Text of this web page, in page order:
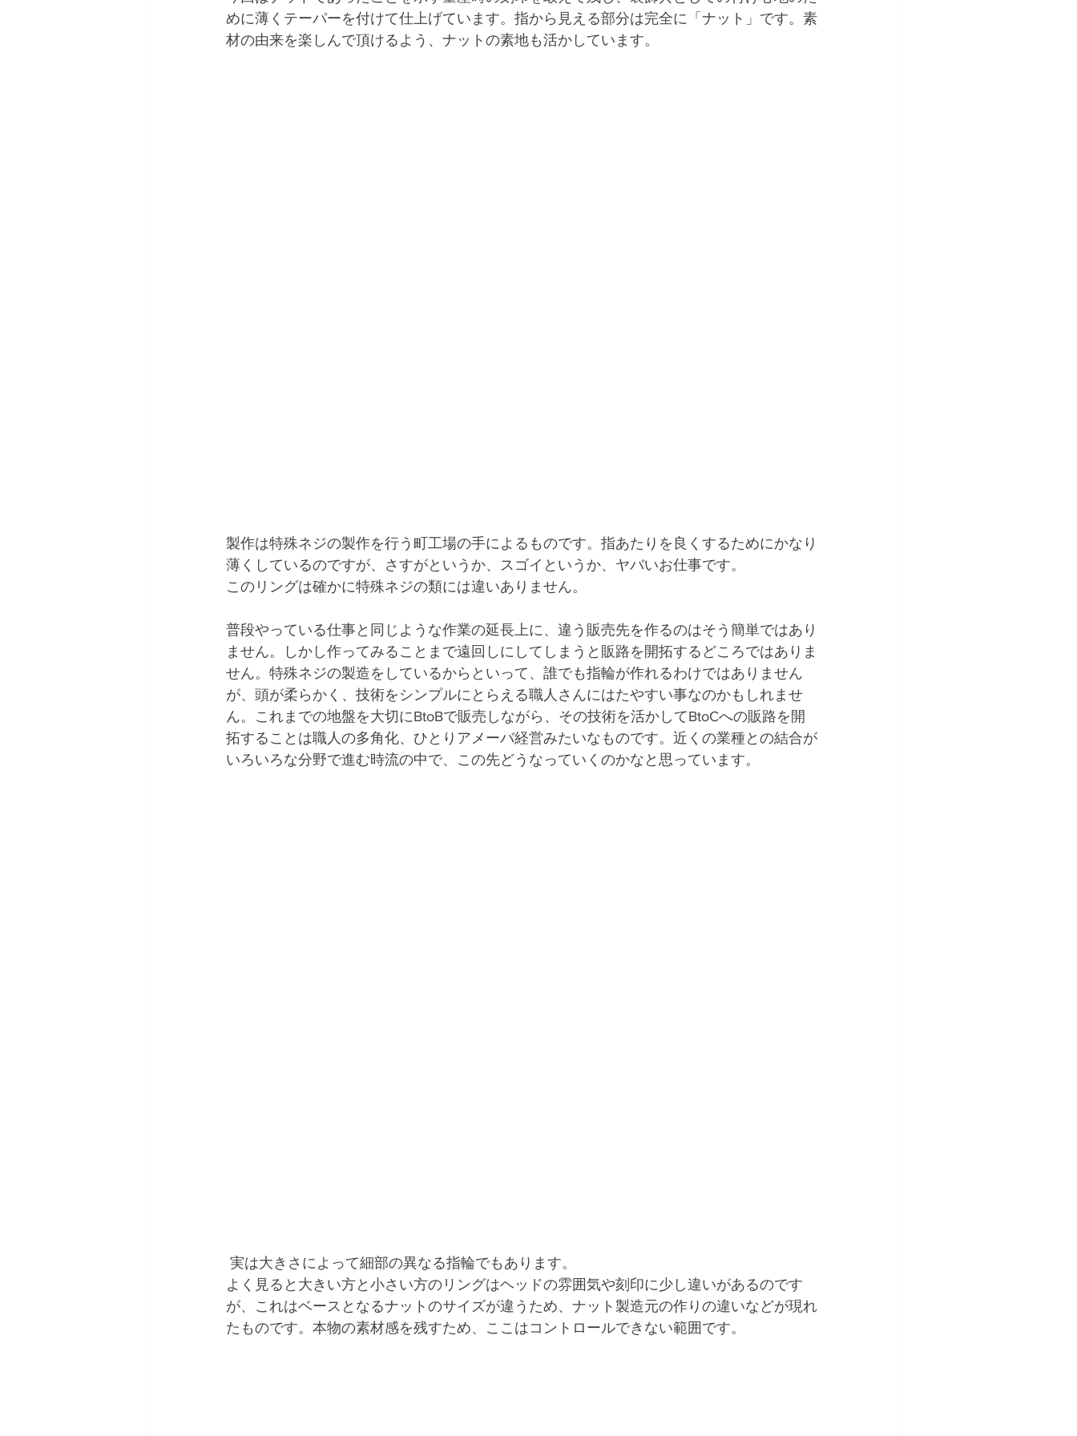
めに薄くテーパーを付けて仕上げています。指から見える部分は完全に「ナット」です。素
材の由来を楽しんで頂けるよう、ナットの素地も活かしています。
製作は特殊ネジの製作を行う町工場の手によるものです。指あたりを良くするためにかなり
薄くしているのですが、さすがというか、スゴイというか、ヤバいお仕事です。
このリングは確かに特殊ネジの類には違いありません。
普段やっている仕事と同じような作業の延長上に、違う販売先を作るのはそう簡単ではあり
ません。しかし作ってみることまで遠回しにしてしまうと販路を開拓するどころではありま
せん。特殊ネジの製造をしているからといって、誰でも指輪が作れるわけではありません
が、頭が柔らかく、技術をシンプルにとらえる職人さんにはたやすい事なのかもしれませ
ん。これまでの地盤を大切にBtoBで販売しながら、その技術を活かしてBtoCへの販路を開
拓することは職人の多角化、ひとりアメーバ経営みたいなものです。近くの業種との結合が
いろいろな分野で進む時流の中で、この先どうなっていくのかなと思っています。
実は大きさによって細部の異なる指輪でもあります。
よく見ると大きい方と小さい方のリングはヘッドの雰囲気や刻印に少し違いがあるのです
が、これはベースとなるナットのサイズが違うため、ナット製造元の作りの違いなどが現れ
たものです。本物の素材感を残すため、ここはコントロールできない範囲です。